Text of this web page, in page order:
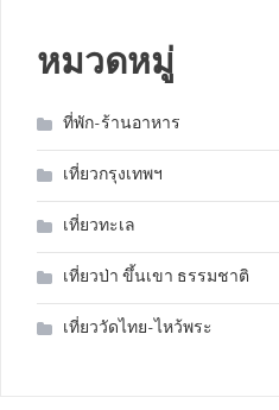
หมวดหมู่
ที่พัก-ร้านอาหาร
เที่ยวกรุงเทพฯ
เที่ยวทะเล
เที่ยวป่า ขึ้นเขา ธรรมชาติ
เที่ยววัดไทย-ไหว้พระ